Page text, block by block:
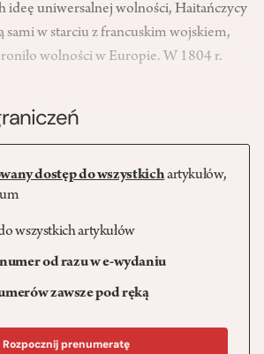
ideę uniwersalnej wolności, Haitańczycy
sami w starciu z francuskim wojskiem,
wolności w Europie. W 1804 r.
dostęp do wszystkichartykułów,
wszystkich artykułów
od razu w e-wydaniu
zawsze pod ręką
Rozpocznij prenumeratę